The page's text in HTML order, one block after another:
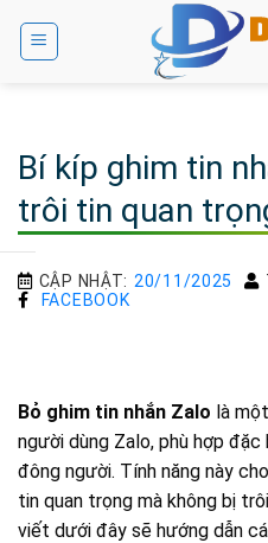
Bí kíp ghim tin
trôi tin quan
CẬP NHẬT: 20/11/2025
FACEBOOK
Bỏ ghim tin nhắn Zalo là
người dùng Zalo, phù hợp
đông người. Tính năng này
tin quan trọng mà không bị
viết dưới đây sẽ hướng dẫn